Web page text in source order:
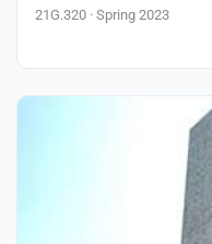
21G.320 · Spring 2023